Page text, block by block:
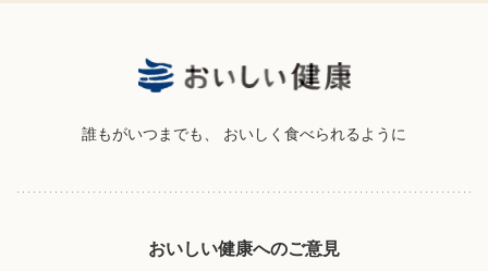
誰もがいつまでも、 おいしく食べられるように
おいしい健康へのご意見